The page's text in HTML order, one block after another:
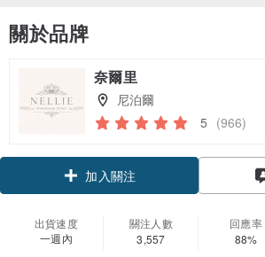
關於品牌
奈爾里
尼泊爾
5 (966)
領優惠券
出貨速度
一週內
關注人數
3,557
回應率
88%